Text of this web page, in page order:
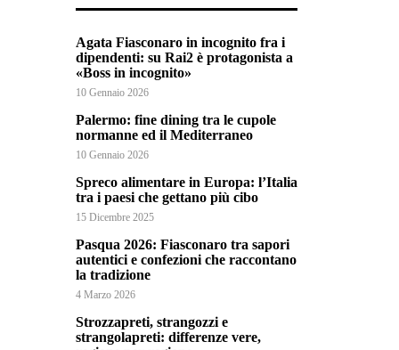
Agata Fiasconaro in incognito fra i
dipendenti: su Rai2 è protagonista a
«Boss in incognito»
10 Gennaio 2026
Palermo: fine dining tra le cupole
normanne ed il Mediterraneo
10 Gennaio 2026
Spreco alimentare in Europa: l’Italia
tra i paesi che gettano più cibo
15 Dicembre 2025
Pasqua 2026: Fiasconaro tra sapori
autentici e confezioni che raccontano
la tradizione
4 Marzo 2026
Strozzapreti, strangozzi e
strangolapreti: differenze vere,